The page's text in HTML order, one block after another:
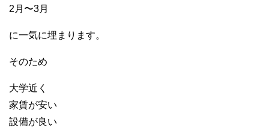
2月〜3月
に一気に埋まります。
そのため
大学近く
家賃が安い
設備が良い